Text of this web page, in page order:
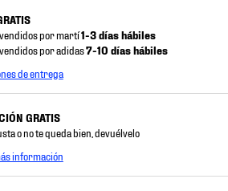
por martí1-3 días hábiles
por adidas7-10 días hábiles
de entrega
GRATIS
o no te queda bien, devuélvelo
información